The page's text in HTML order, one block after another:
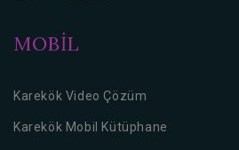
MOBİL
Karekök Video Çözüm
Karekök Mobil Kütüphane